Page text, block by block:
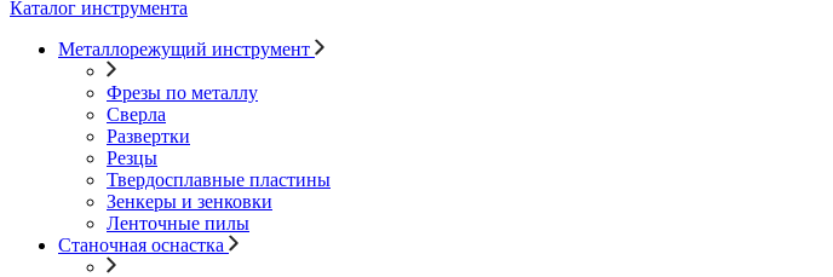
Каталог инструмента
Металлорежущий инструмент
Фрезы по металлу
Сверла
Развертки
Резцы
Твердосплавные пластины
Зенкеры и зенковки
Ленточные пилы
Станочная оснастка